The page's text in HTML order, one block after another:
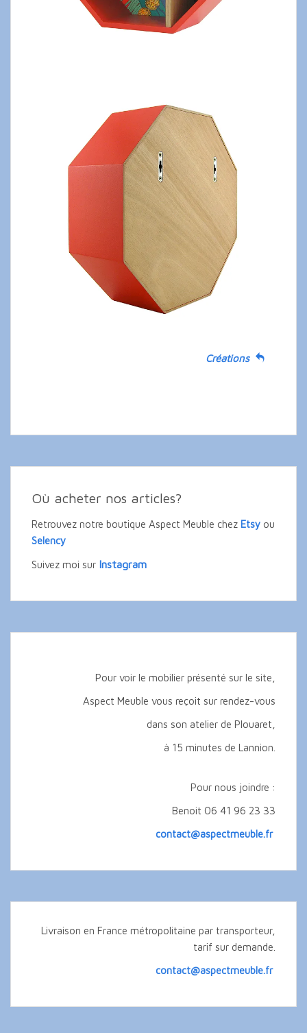
Créations
Où acheter nos articles?
Retrouvez notre boutique Aspect Meuble chez Etsy ou
Selency
Suivez moi sur Instagram
Pour voir le mobilier présenté sur le site,
Aspect Meuble vous reçoit sur rendez-vous
dans son atelier de Plouaret,
à 15 minutes de Lannion.
Pour nous joindre :
Benoit 06 41 96 23 33
contact@aspectmeuble.fr
Livraison en France métropolitaine par transporteur,
tarif sur demande.
contact@aspectmeuble.fr